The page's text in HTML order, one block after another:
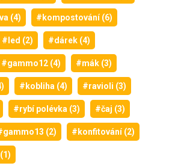
(4) #kompostování (6)
#led (2) #dárek (4)
#gammo12 (4) #mák (3)
#kobliha (4) #ravioli (3)
#rybí polévka (3) #čaj (3)
(2) #konfitování (2)